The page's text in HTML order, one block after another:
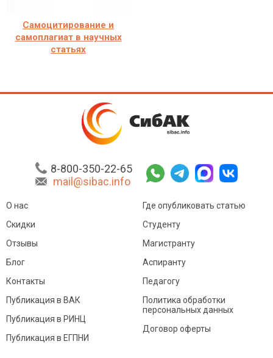
Самоцитирование и
самоплагиат в научных
статьях
8-800-350-22-65
mail@sibac.info
О нас
Скидки
Отзывы
Блог
Контакты
Где опубликовать статью
Студенту
Магистранту
Аспиранту
Педагогу
Публикация в ВАК
Публикация в РИНЦ
Публикация в ЕГПНИ
Политика обработки
персональных данных
Договор оферты